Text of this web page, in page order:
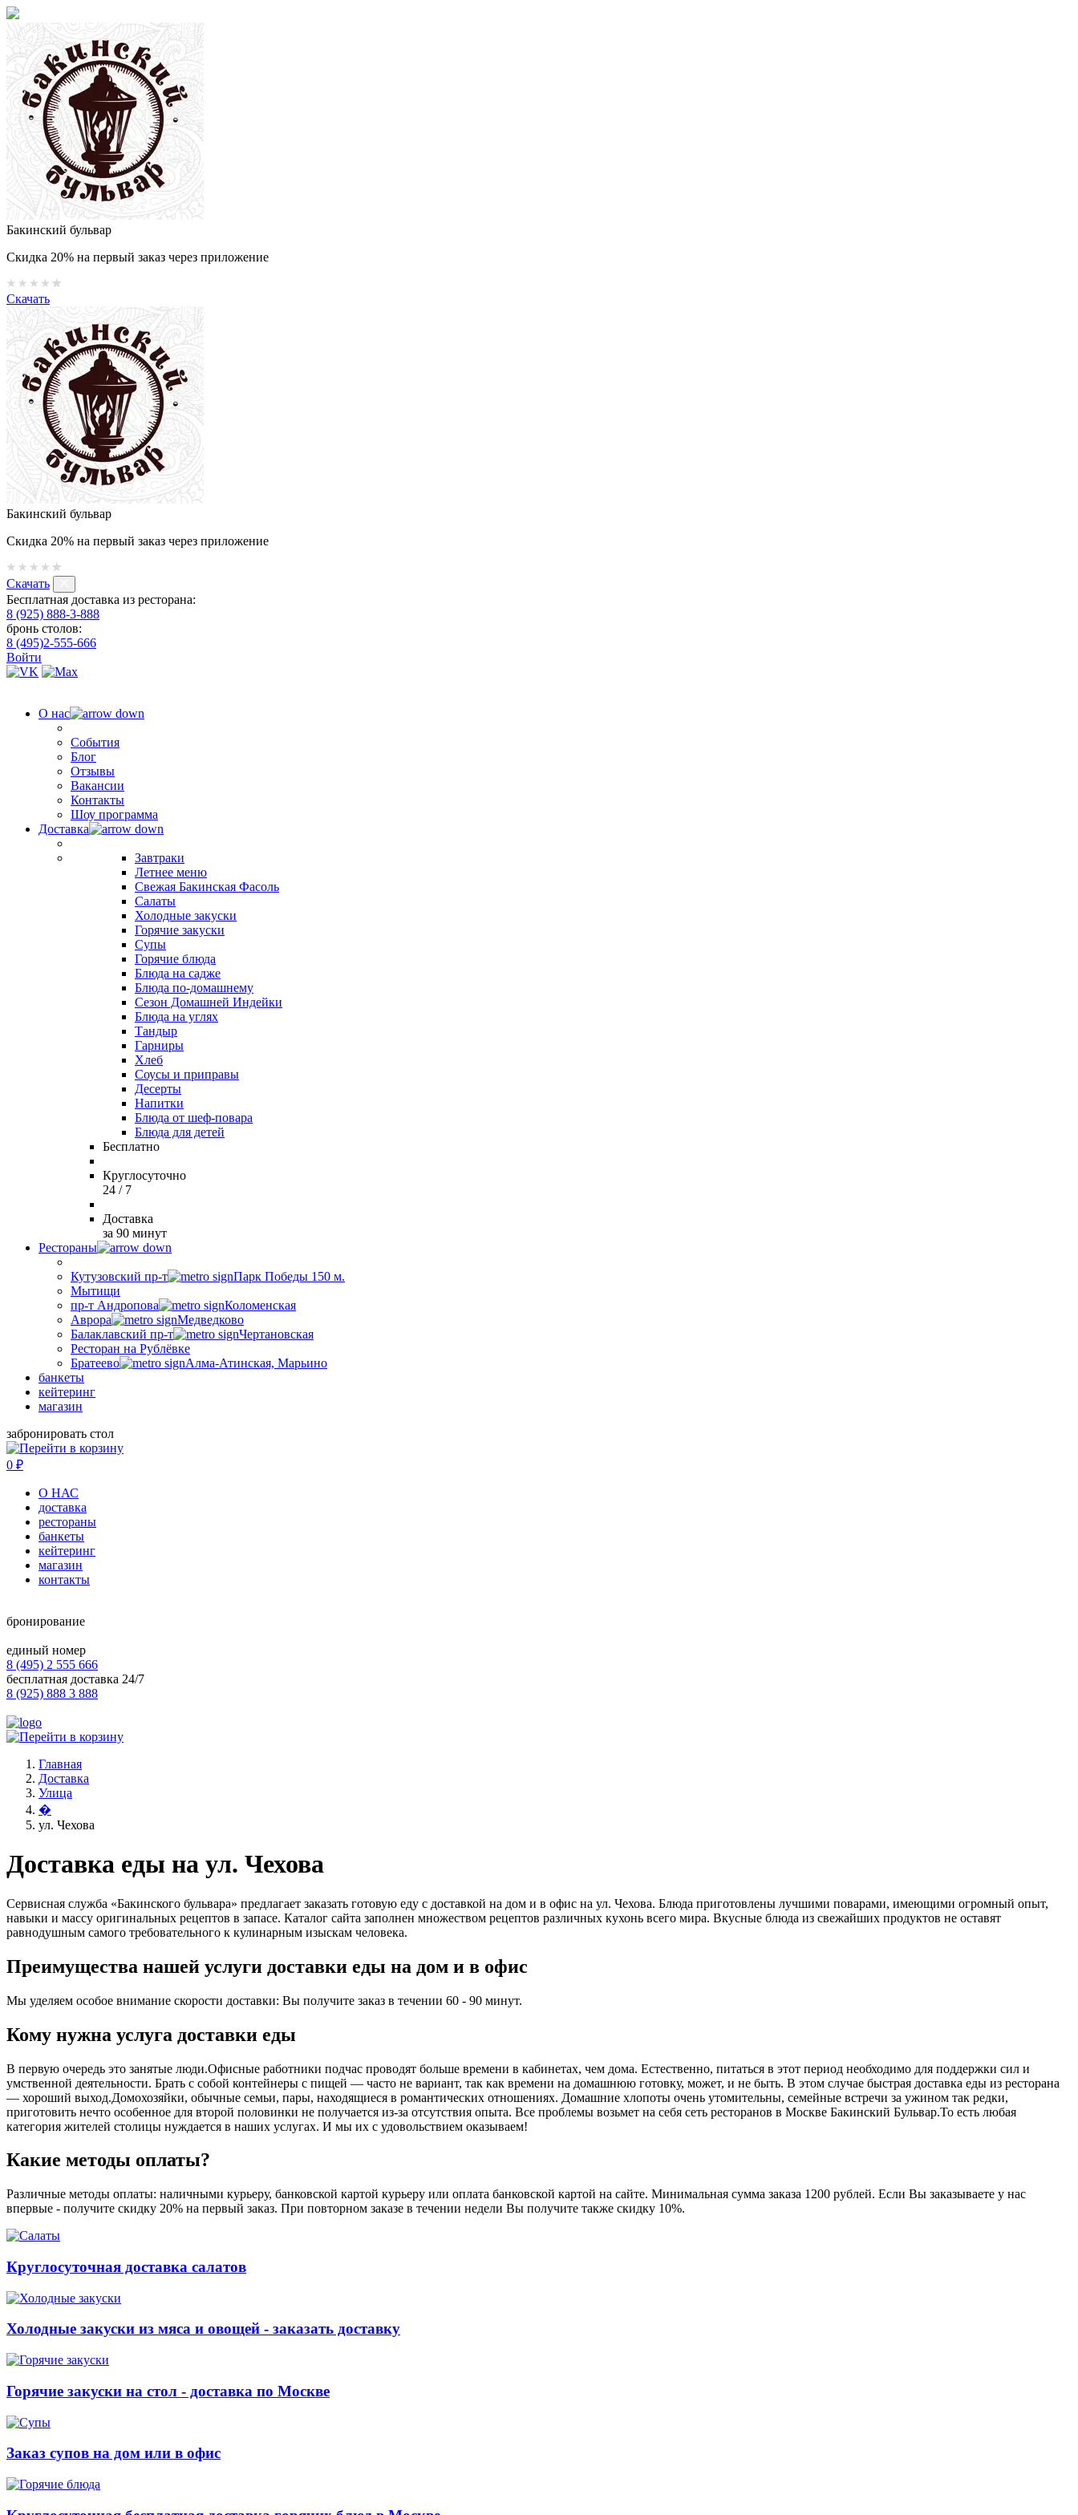
Бакинский бульвар
Скидка 20% на первый заказ через приложение
Скачать
Бакинский бульвар
Скидка 20% на первый заказ через приложение
Скачать
Бесплатная доставка из ресторана:
8 (925) 888-3-888
бронь столов:
8 (495)2-555-666
Войти
О нас
События
Блог
Отзывы
Вакансии
Контакты
Шоу программа
Доставка
Завтраки
Летнее меню
Свежая Бакинская Фасоль
Салаты
Холодные закуски
Горячие закуски
Супы
Горячие блюда
Блюда на садже
Блюда по-домашнему
Сезон Домашней Индейки
Блюда на углях
Тандыр
Гарниры
Хлеб
Соусы и приправы
Десерты
Напитки
Блюда от шеф-повара
Блюда для детей
Бесплатно
Круглосуточно
24 / 7
Доставка
за 90 минут
Рестораны
Кутузовский пр-т
Парк Победы 150 м.
Мытищи
пр-т Андропова
Коломенская
Аврора
Медведково
Балаклавский пр-т
Чертановская
Ресторан на Рублёвке
Братеево
Алма-Атинская, Марьино
банкеты
кейтеринг
магазин
забронировать стол
0 ₽
О НАС
доставка
рестораны
банкеты
кейтеринг
магазин
контакты
бронирование
единый номер
8 (495) 2 555 666
бесплатная доставка 24/7
8 (925) 888 3 888
Главная
Доставка
Улица
�
ул. Чехова
Доставка еды на ул. Чехова
Сервисная служба «Бакинского бульвара» предлагает заказать готовую еду с доставкой на дом и в офис на ул. Чехова. Блюда приготовлены лучшими поварами, имеющими огромный опыт,
навыки и массу оригинальных рецептов в запасе. Каталог сайта заполнен множеством рецептов различных кухонь всего мира. Вкусные блюда из свежайших продуктов не оставят
равнодушным самого требовательного к кулинарным изыскам человека.
Преимущества нашей услуги доставки еды на дом и в офис
Мы уделяем особое внимание скорости доставки: Вы получите заказ в течении 60 - 90 минут.
Кому нужна услуга доставки еды
В первую очередь это занятые люди.Офисные работники подчас проводят больше времени в кабинетах, чем дома. Естественно, питаться в этот период необходимо для поддержки сил и
умственной деятельности. Брать с собой контейнеры с пищей ― часто не вариант, так как времени на домашнюю готовку, может, и не быть. В этом случае быстрая доставка еды из ресторана
― хороший выход.Домохозяйки, обычные семьи, пары, находящиеся в романтических отношениях. Домашние хлопоты очень утомительны, семейные встречи за ужином так редки,
приготовить нечто особенное для второй половинки не получается из-за отсутствия опыта. Все проблемы возьмет на себя сеть ресторанов в Москве Бакинский Бульвар.То есть любая
категория жителей столицы нуждается в наших услугах. И мы их с удовольствием оказываем!
Какие методы оплаты?
Различные методы оплаты: наличными курьеру, банковской картой курьеру или оплата банковской картой на сайте. Минимальная сумма заказа 1200 рублей. Если Вы заказываете у нас
впервые - получите скидку 20% на первый заказ. При повторном заказе в течении недели Вы получите также скидку 10%.
Круглосуточная доставка салатов
Холодные закуски из мяса и овощей - заказать доставку
Горячие закуски на стол - доставка по Москве
Заказ супов на дом или в офис